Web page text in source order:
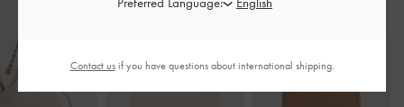
Contact usif you have questions about international shipping.